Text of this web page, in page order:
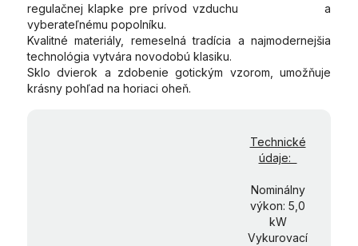
regulačnej klapke pre prívod vzduchu a
vyberateľnému popolníku.
Kvalitné materiály, remeselná tradícia a najmodernejšia
technológia vytvára novodobú klasiku.
Sklo dvierok a zdobenie gotickým vzorom, umožňuje
krásny pohľad na horiaci oheň.
Technické
údaje:
Nominálny
výkon: 5,0
kW
Vykurovací